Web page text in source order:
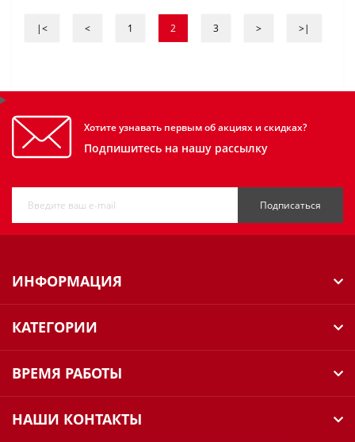
|< < 1 2 3 > >|
Хотите узнавать первым об акциях и скидках?
Подпишитесь на нашу рассылку
Подписаться
ИНФОРМАЦИЯ
КАТЕГОРИИ
ВРЕМЯ РАБОТЫ
НАШИ КОНТАКТЫ